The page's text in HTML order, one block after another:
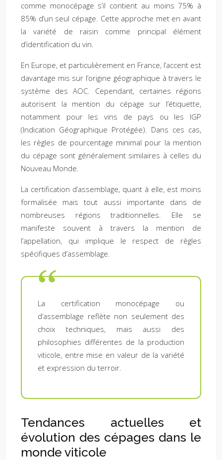
comme monocépage s’il contient au moins 75% à
85% d’un seul cépage. Cette approche met en avant
la variété de raisin comme principal élément
d’identification du vin.
En Europe, et particulièrement en France, l’accent est
davantage mis sur l’origine géographique à travers le
système des AOC. Cependant, certaines régions
autorisent la mention du cépage sur l’étiquette,
notamment pour les vins de pays ou les IGP
(Indication Géographique Protégée). Dans ces cas,
les règles de pourcentage minimal pour la mention
du cépage sont généralement similaires à celles du
Nouveau Monde.
La certification d’assemblage, quant à elle, est moins
formalisée mais tout aussi importante dans de
nombreuses régions traditionnelles. Elle se
manifeste souvent à travers la mention de
l’appellation, qui implique le respect de règles
spécifiques d’assemblage.
La certification monocépage ou
d’assemblage reflète non seulement des
choix techniques, mais aussi des
philosophies différentes de la production
viticole, entre mise en valeur de la variété
et expression du terroir.
Tendances actuelles et
évolution des cépages dans le
monde viticole